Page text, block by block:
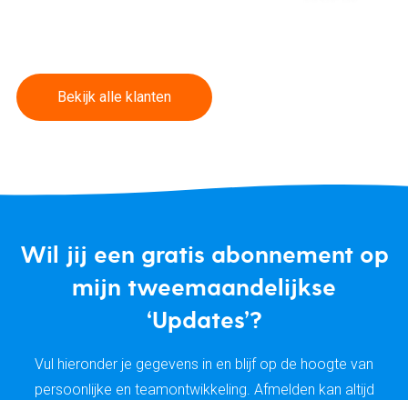
Bekijk alle klanten
Wil jij een gratis abonnement op
mijn tweemaandelijkse
‘Updates’?
Vul hieronder je gegevens in en blijf op de hoogte van
persoonlijke en teamontwikkeling. Afmelden kan altijd